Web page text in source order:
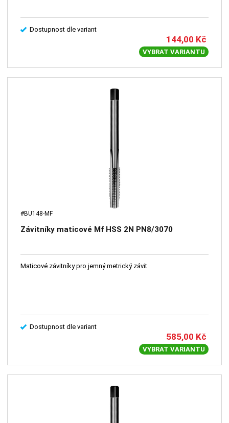
Dostupnost dle variant
144,00 Kč
VYBRAT VARIANTU
#BU148-MF
Závitníky maticové Mf HSS 2N PN8/3070
Maticové závitníky pro jemný metrický závit
Dostupnost dle variant
585,00 Kč
VYBRAT VARIANTU